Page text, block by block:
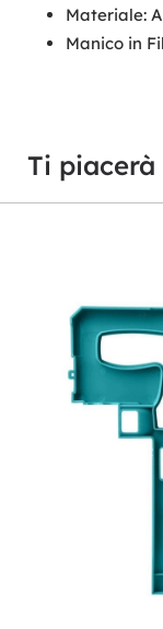
Materiale:
Manico in
Ti piacerà